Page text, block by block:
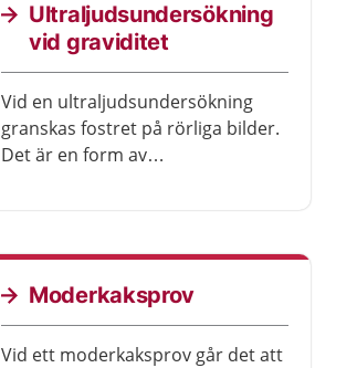
Ultraljudsundersökning
vid graviditet
Vid en ultraljudsundersökning
granskas fostret på rörliga bilder.
Det är en form av
innan barnet har fötts. Alla
gravida erbjuds ett ultraljud
mellan vecka 18 och 20.
Moderkaksprov
Vid ett moderkaksprov går det att